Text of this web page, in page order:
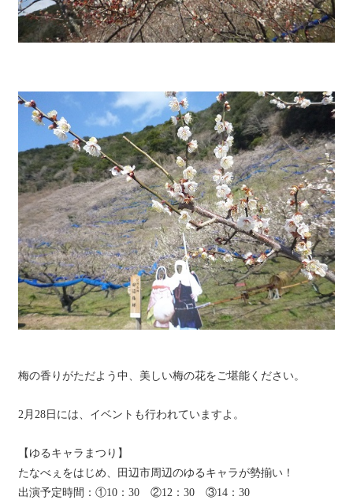
梅の香りがただよう中、美しい梅の花をご堪能ください。
2月28日には、イベントも行われていますよ。
【ゆるキャラまつり】
たなべぇをはじめ、田辺市周辺のゆるキャラが勢揃い！
出演予定時間：①10：30 ②12：30 ③14：30